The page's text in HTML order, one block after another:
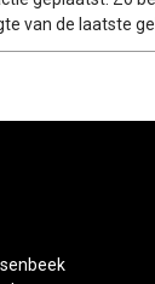
van de laatste